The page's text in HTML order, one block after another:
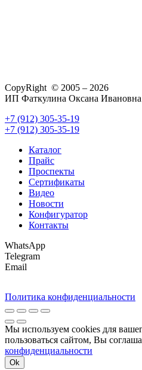
CopyRight © 2005 – 2026
ИП Фаткулина Оксана Ивановна
+7 (912) 305-35-19
+7 (912) 305-35-19
Каталог
Прайс
Проспекты
Сертификаты
Видео
Новости
Конфигуратор
Контакты
WhatsApp
Telegram
Email
Политика конфиденциальности
Мы используем cookies для
пользоваться сайтом, Вы
конфиденциальности
Ok